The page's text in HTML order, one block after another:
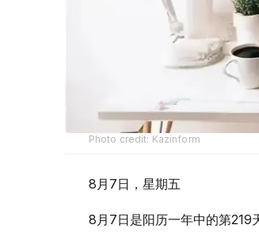
Photo credit: Kazinform
8月7日，星期五
8月7日是阳历一年中的第219